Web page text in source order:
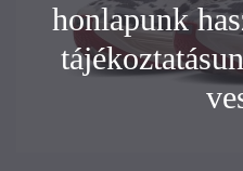
honlapunk